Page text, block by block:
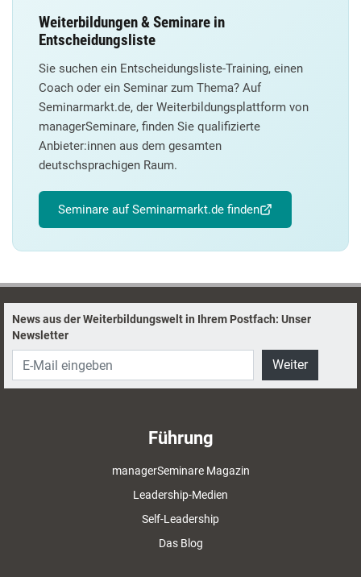
Weiterbildungen & Seminare in
Entscheidungsliste
Sie suchen ein Entscheidungsliste-Training, einen
Coach oder ein Seminar zum Thema? Auf
Seminarmarkt.de, der Weiterbildungsplattform von
managerSeminare, finden Sie qualifizierte
Anbieter:innen aus dem gesamten
deutschsprachigen Raum.
Seminare auf Seminarmarkt.de finden
News aus der Weiterbildungswelt in Ihrem Postfach: Unser
Newsletter
Weiter
Führung
managerSeminare Magazin
Leadership-Medien
Self-Leadership
Das Blog